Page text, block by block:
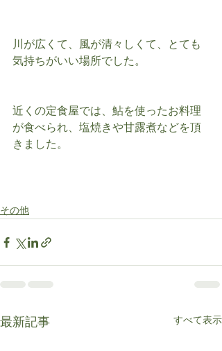
川が広くて、風が清々しくて、とても
気持ちがいい場所でした。
近くの定食屋では、鮎を使ったお料理
が食べられ、塩焼きや甘露煮などを頂
きました。
その他
最新記事 すべて表示